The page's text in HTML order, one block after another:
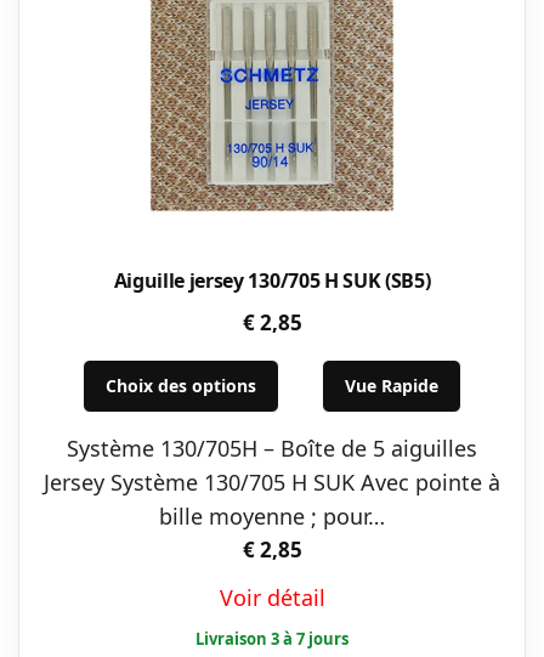
Aiguille jersey 130/705 H SUK (SB5)
€2,85
Choix des options
Ce
produit
a
plusieurs
Les
peuvent
être
Vue Rapide
Système 130/705H – Boîte de 5 aiguilles
Jersey Système 130/705 H SUK Avec pointe à
bille moyenne ; pour…
€2,85
Voir détail